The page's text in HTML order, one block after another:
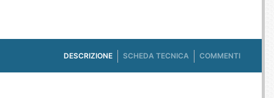
DESCRIZIONE SCHEDA TECNICA COMMENTI